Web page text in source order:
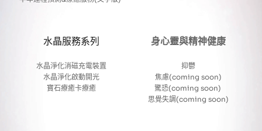
水晶服務系列
水晶淨化消磁充電裝置
水晶淨化啟動開光
寶石療癒卡療癒
身心靈與精神健康
抑鬱
焦慮(coming soon)
驚恐(coming soon)
思覺失調(coming soon)